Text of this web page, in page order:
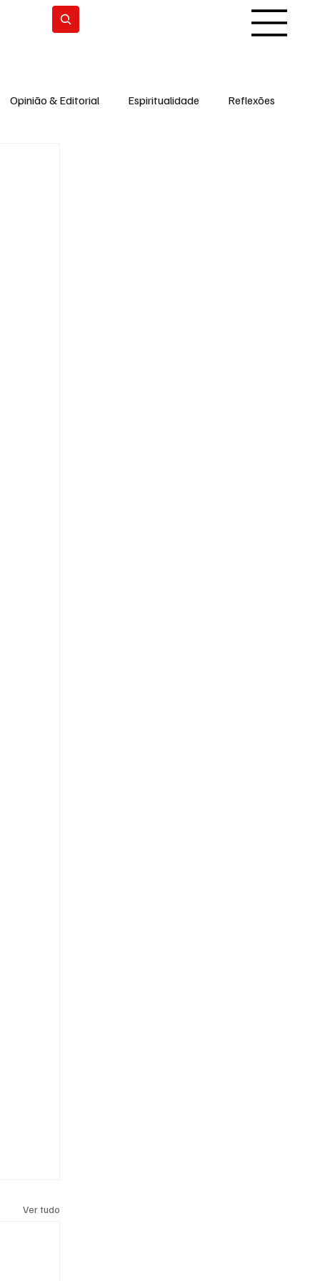
Opinião & Editorial Espiritualidade Reflexões
Ver tudo